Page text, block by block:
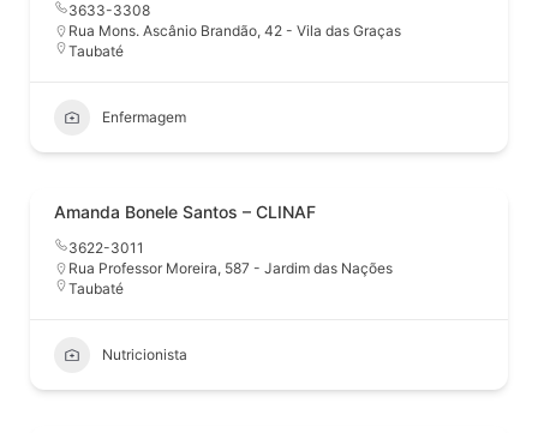
3633-3308
Rua Mons. Ascânio Brandão, 42 - Vila das Graças
Taubaté
Enfermagem
Amanda Bonele Santos – CLINAF
3622-3011
Rua Professor Moreira, 587 - Jardim das Nações
Taubaté
Nutricionista